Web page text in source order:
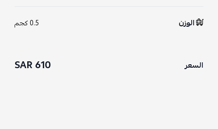
الوزن 0.5 كجم
السعر 610 SAR